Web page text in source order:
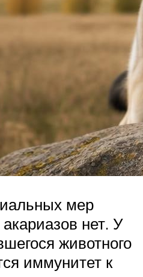
мер
нет. У
животного
иммунитет к